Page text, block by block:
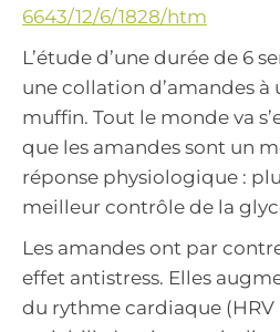
6643/12/6/1828/htm
L’étude d’une durée de 6
une collation d’amandes à
muffin. Tout le monde va
que les amandes sont un
réponse physiologique :
meilleur contrôle de la
Les amandes ont par
effet antistress. Elles
du rythme cardiaque (HRV